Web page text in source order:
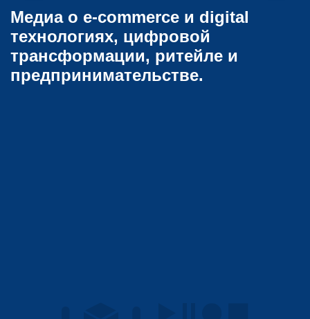
Медиа о e-commerce и digital
технологиях, цифровой
трансформации, ритейле и
предпринимательстве.